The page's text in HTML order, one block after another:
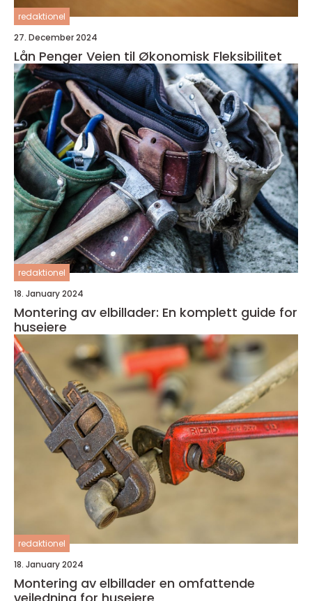
redaktionel
27. December 2024
Lån Penger Veien til Økonomisk Fleksibilitet
redaktionel
18. January 2024
Montering av elbillader: En komplett guide for
huseiere
redaktionel
18. January 2024
Montering av elbillader en omfattende